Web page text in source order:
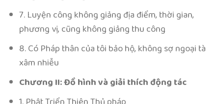
7. Luyện công không giảng địa điểm, thời gian,
phương vị, cũng không giảng thu công
8. Có Pháp thân của tôi bảo hộ, không sợ ngoại tà
xâm nhiễu
Chương II: Đồ hình và giải thích động tác